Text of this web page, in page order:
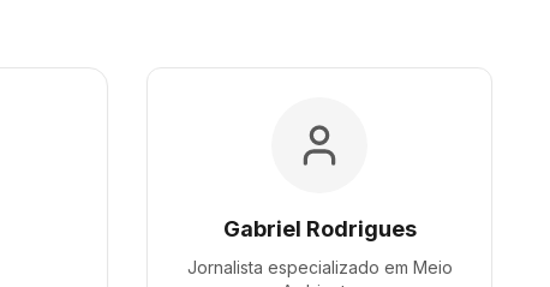
Gabriel Rodrigues
Jornalista especializado em Meio